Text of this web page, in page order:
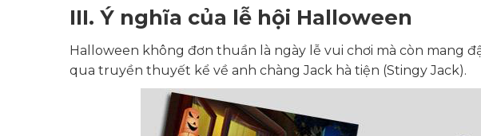
III. Ý nghĩa của lễ hội Halloween
Halloween không đơn thuần là ngày lễ vui chơi mà còn mang
qua truyền thuyết kể về anh chàng Jack hà tiện (Stingy Jack).